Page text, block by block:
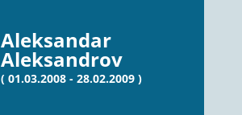
Aleksandar
Aleksandrov
( 01.03.2008 - 28.02.2009 )